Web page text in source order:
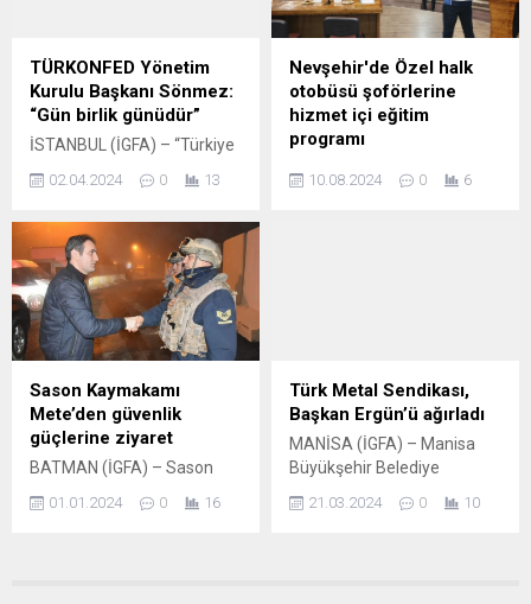
Yılmaz ve İl Genel Meclisi
üyeleri Aladdin
Öztürk ile Mehmet Güneş
Yılmaz, çalışmaları yerinde
inceledi....
ilgiden dolayı memnuniyeti
sosyal medya hesabından
paylaşan Mudanya
Belediyesi, “Gösterdiğiniz
yoğun ilgi ve güven için
teşekkür ederiz. İkinci
dönem için kayıt yaptıran
tüm...
TÜRKONFED Yönetim
Kurulu Başkanı Sönmez:
“Gün birlik günüdür”
İSTANBUL (İGFA) – “Türkiye
(TÜRKONFED) olarak, 31
Seçimleri’ne katılım
sağlayan yurttaşlarımıza ve
birkaç münferit olay dışında
seçimlerin huzur içinde
geçmesini sağlayan tüm
taraflara teşekkür ediyoruz.
Seçim sonuçları, ülkemizin
demokratik yapısının
gücünü ve çeşitliliğini bir kez
daha gözler önüne sermiştir.
Cumhurbaşkanımız Sayın
Recep...
02.04.2024 0 13
Nevşehir'de Özel halk
otobüsü şoförlerine
hizmet içi eğitim
programı
Müdürlüğü tarafından, şehir
Farkındalığı’ eğitim programı
düzenlendi. NEVŞEHİR
(İGFA) – Nevşehir Belediyesi
Kapadokya Kültür ve Sanat
Merkezi’nde gerçekleştirilen
eğitim programına, Nevşehir
10.08.2024 0 6
Sason Kaymakamı
Mete’den güvenlik
güçlerine ziyaret
BATMAN (İGFA) – Sason
İlçenin farklı noktalarında
01.01.2024 0 16
Türk Metal Sendikası,
Başkan Ergün’ü ağırladı
MANİSA (İGFA) – Manisa
Büyükşehir Belediye
Büyükşehir Belediye Başkan
21.03.2024 0 10